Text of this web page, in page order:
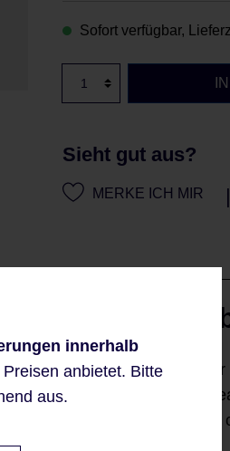
Sofort verfügbar,
Sieht gut aus?
MERKE ICH MIR |
Sportiver
Automatikschließe,
Freizeithose. Breite: 3
innerhalb
anbietet. Bitte
aus.